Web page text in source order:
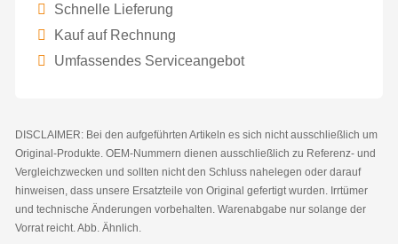
Schnelle Lieferung
Kauf auf Rechnung
Umfassendes Serviceangebot
DISCLAIMER: Bei den aufgeführten Artikeln es sich nicht ausschließlich um
Original-Produkte. OEM-Nummern dienen ausschließlich zu Referenz- und
Vergleichzwecken und sollten nicht den Schluss nahelegen oder darauf
hinweisen, dass unsere Ersatzteile von Original gefertigt wurden. Irrtümer
und technische Änderungen vorbehalten. Warenabgabe nur solange der
Vorrat reicht. Abb. Ähnlich.